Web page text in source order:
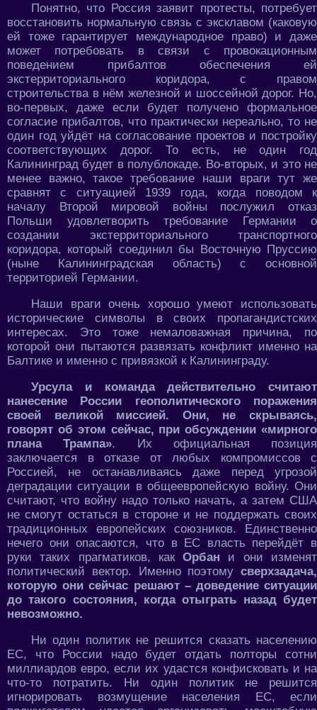
Понятно, что Россия заявит протесты, потребует
восстановить нормальную связь с эксклавом (каковую
ей тоже гарантирует международное право) и даже
может потребовать в связи с провокационным
поведением прибалтов обеспечения ей
экстерриториального коридора, с правом
строительства в нём железной и шоссейной дорог. Но,
во-первых, даже если будет получено формальное
согласие прибалтов, что практически нереально, то не
один год уйдёт на согласование проектов и постройку
соответствующих дорог. То есть, не один год
Калининград будет в полублокаде. Во-вторых, и это не
менее важно, такое требование наши враги тут же
сравнят с ситуацией 1939 года, когда поводом к
началу Второй мировой войны послужил отказ
Польши удовлетворить требование Германии о
создании экстерриториального транспортного
коридора, который соединил бы Восточную Пруссию
(ныне Калининградская область) с основной
территорией Германии.
Наши враги очень хорошо умеют использовать
исторические символы в своих пропагандистских
интересах. Это тоже немаловажная причина, по
которой они пытаются развязать конфликт именно на
Балтике и именно с привязкой к Калининграду.
Урсула и команда действительно считают
нанесение России геополитического поражения
своей великой миссией. Они, не скрываясь,
говорят об этом сейчас, при обсуждении «мирного
плана Трампа». Их официальная позиция
заключается в отказе от любых компромиссов с
Россией, не останавливаясь даже перед угрозой
деградации ситуации в общеевропейскую войну. Они
считают, что войну надо только начать, а затем США
не смогут остаться в стороне и не поддержать своих
традиционных европейских союзников. Единственно
нечего они опасаются, что в ЕС власть перейдёт в
руки таких прагматиков, какОрбан и они изменят
политический вектор. Именно поэтому сверхзадача,
которую они сейчас решают – доведение ситуации
до такого состояния, когда отыграть назад будет
невозможно.
Ни один политик не решится сказать населению
ЕС, что России надо будет отдать полторы сотни
миллиардов евро, если их удастся конфисковать и на
что-то потратить. Ни один политик не решится
игнорировать возмущение населения ЕС, если